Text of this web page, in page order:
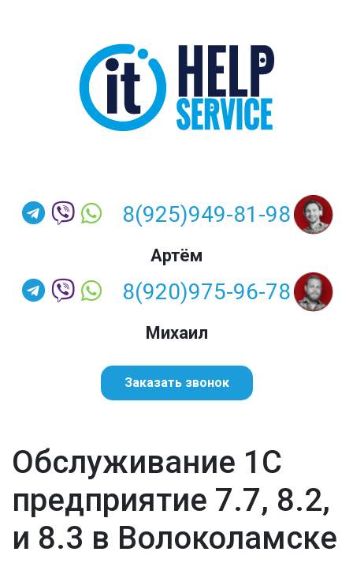
8(925)949-81-98
Артём
8(920)975-96-78
Михаил
Заказать звонок
Обслуживание 1С
предприятие 7.7, 8.2,
и 8.3 в Волоколамске